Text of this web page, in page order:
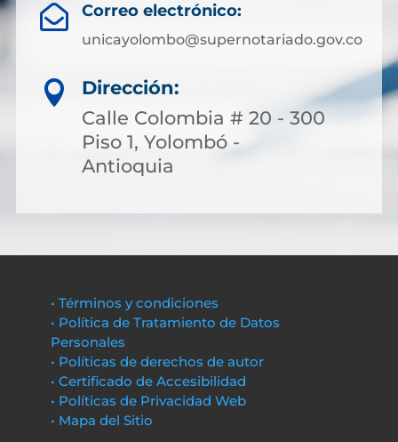
 Correo electrónico:
unicayolombo@supernotariado.gov.co

Dirección:
Calle Colombia # 20 - 300
Piso 1, Yolombó -
Antioquia
• Términos y condiciones
• Política de Tratamiento de Datos
Personales
• Políticas de derechos de autor
• Certificado de Accesibilidad
• Políticas de Privacidad Web
• Mapa del Sitio